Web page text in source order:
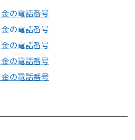
の電話番号
の電話番号
の電話番号
の電話番号
の電話番号